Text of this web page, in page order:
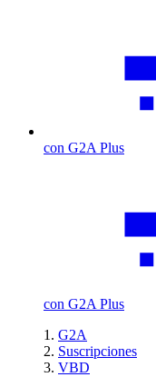
con G2A Plus
con G2A Plus
G2A
Suscripciones
VBD